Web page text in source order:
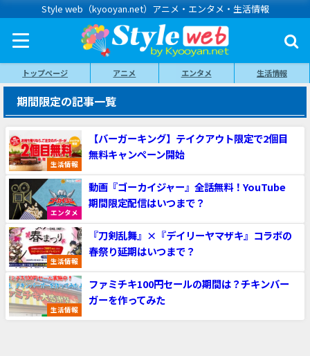
Style web（kyooyan.net）アニメ・エンタメ・生活情報
トップページ アニメ エンタメ 生活情報
期間限定の記事一覧
生活情報
【バーガーキング】テイクアウト限定で2個目
無料キャンペーン開始
エンタメ
動画『ゴーカイジャー』全話無料！YouTube
期間限定配信はいつまで？
生活情報
『刀剣乱舞』×『デイリーヤマザキ』コラボの
春祭り延期はいつまで？
生活情報
ファミチキ100円セールの期間は？チキンバー
ガーを作ってみた